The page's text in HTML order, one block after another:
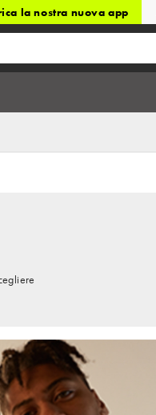
la nostra nuova app